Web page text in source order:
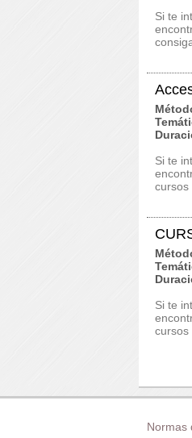
Si te
Si te
cursos
Si te
cursos
Normas